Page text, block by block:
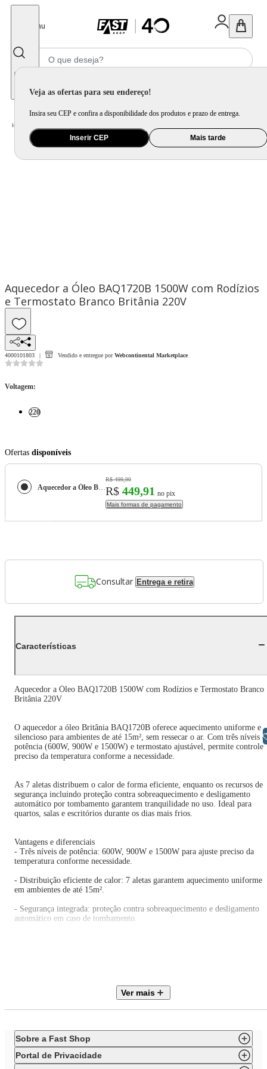
Menu
Veja as ofertas para seu endereço!
Insira seu CEP e confira a disponibilidade dos produtos e prazo de entrega.
Inserir CEP Mais tarde
Home
Aquecedor a Óleo BAQ1720B 1500W com Rodízios
e Termostato Branco Britânia 220V
4000101803 Vendido e entregue por Webcontinental Marketplace
Voltagem:
220
Ofertas disponíveis
Aquecedor a Óleo BAQ1720B 1500W com Rodízios e Termostato Branco Britânia 220V
R$ 499,90
R$ 449,91 no pix
Mais formas de pagamento
Consultar Entrega e retira
Características
Aquecedor a Óleo BAQ1720B 1500W com Rodízios e Termostato Branco
Britânia 220V
O aquecedor a óleo Britânia BAQ1720B oferece aquecimento uniforme e
silencioso para ambientes de até 15m², sem ressecar o ar. Com três níveis
potência (600W, 900W e 1500W) e termostato ajustável, permite controle
preciso da temperatura conforme a necessidade.
As 7 aletas distribuem o calor de forma eficiente, enquanto os recursos de
segurança incluindo proteção contra sobreaquecimento e desligamento
automático por tombamento garantem tranquilidade no uso. Ideal para
quartos, salas e escritórios durante os dias mais frios.
Vantagens e diferenciais
- Três níveis de potência: 600W, 900W e 1500W para ajuste preciso da
temperatura conforme necessidade.
- Distribuição eficiente de calor: 7 aletas garantem aquecimento uniforme
em ambientes de até 15m².
- Segurança integrada: proteção contra sobreaquecimento e desligamento
automático em caso de tombamento.
Modelo: BAQ1720B
Tipo: Aquecedor a óleo
Voltagem: 220V
Potência: 1500W
Ver mais
Sobre a Fast Shop
Portal de Privacidade
Libras